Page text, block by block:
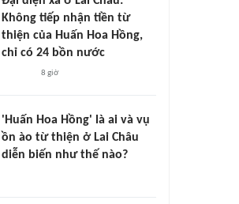
Không tiếp nhận tiền từ
thiện của Huấn Hoa Hồng,
chỉ có 24 bồn nước
8 giờ
'Huấn Hoa Hồng' là ai và vụ
ồn ào từ thiện ở Lai Châu
diễn biến như thế nào?